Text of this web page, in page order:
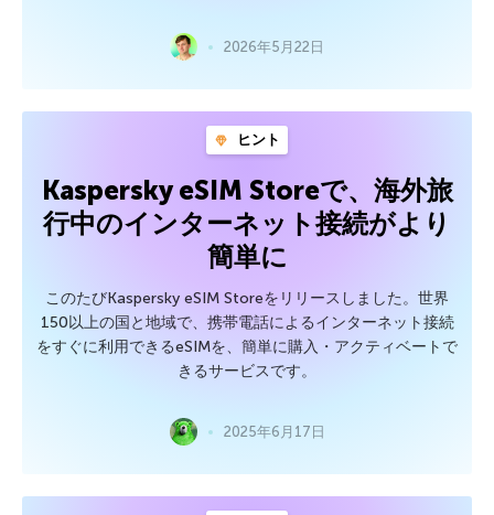
2026年5月22日
ヒント
Kaspersky eSIM Storeで、海外旅
行中のインターネット接続がより
簡単に
このたびKaspersky eSIM Storeをリリースしました。世界
150以上の国と地域で、携帯電話によるインターネット接続
をすぐに利用できるeSIMを、簡単に購入・アクティベートで
きるサービスです。
2025年6月17日